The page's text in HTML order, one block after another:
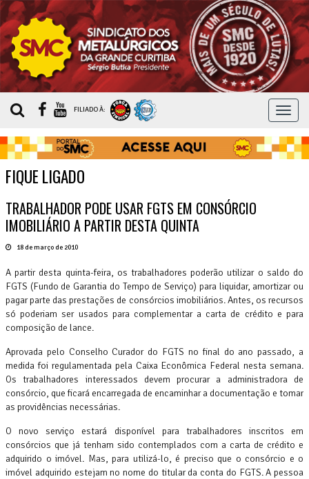
MENU
FILIADO À:
FIQUE LIGADO
TRABALHADOR PODE USAR FGTS EM CONSÓRCIO
IMOBILIÁRIO A PARTIR DESTA QUINTA
18 de março de 2010
A partir desta quinta-feira, os trabalhadores poderão utilizar o saldo do
FGTS (Fundo de Garantia do Tempo de Serviço) para liquidar, amortizar ou
pagar parte das prestações de consórcios imobiliários. Antes, os recursos
só poderiam ser usados para complementar a carta de crédito e para
composição de lance.
Aprovada pelo Conselho Curador do FGTS no final do ano passado, a
medida foi regulamentada pela Caixa Econômica Federal nesta semana.
Os trabalhadores interessados devem procurar a administradora de
consórcio, que ficará encarregada de encaminhar a documentação e tomar
as providências necessárias.
O novo serviço estará disponível para trabalhadores inscritos em
consórcios que já tenham sido contemplados com a carta de crédito e
adquirido o imóvel. Mas, para utilizá-lo, é preciso que o consórcio e o
imóvel adquirido estejam no nome do titular da conta do FGTS. A pessoa